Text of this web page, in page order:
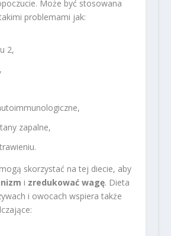
Może być stosowana
problemami jak:
2,
zapalne,
skorzystać na tej diecie, aby
i zredukować wagę. Dieta
i owocach wspiera także